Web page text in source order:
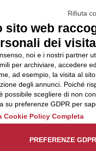
Codice di Condotta, è
presentare un
di
utilizzando
delle modalità
al seguente
web
odm-
reclami/ .
Rifiuta
sito web
dei
noi e i nostri partner
per archiviare, accedere
ad esempio, la visita al
degli annunci. Poiché
possibile scegliere di non
su preferenze GDPR per
Cookie Policy Completa
PREFERENZE GDPR